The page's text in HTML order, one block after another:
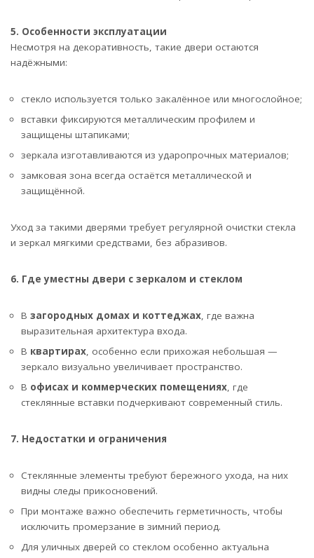
5. Особенности эксплуатации
Несмотря на декоративность, такие двери остаются
надёжными:
стекло используется только закалённое или многослойное;
вставки фиксируются металлическим профилем и
защищены штапиками;
зеркала изготавливаются из ударопрочных материалов;
замковая зона всегда остаётся металлической и
защищённой.
Уход за такими дверями требует регулярной очистки стекла
и зеркал мягкими средствами, без абразивов.
6. Где уместны двери с зеркалом и стеклом
В загородных домах и коттеджах, где важна
выразительная архитектура входа.
В квартирах, особенно если прихожая небольшая —
зеркало визуально увеличивает пространство.
В офисах и коммерческих помещениях, где
стеклянные вставки подчеркивают современный стиль.
7. Недостатки и ограничения
Стеклянные элементы требуют бережного ухода, на них
видны следы прикосновений.
При монтаже важно обеспечить герметичность, чтобы
исключить промерзание в зимний период.
Для уличных дверей со стеклом особенно актуальна